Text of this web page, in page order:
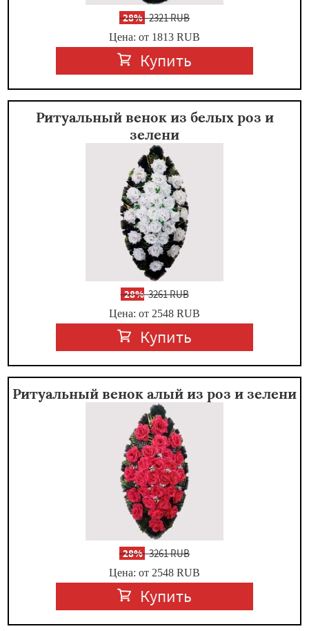
-28%2321 RUB
Цена: от 1813 RUB
Купить
Ритуальный венок из белых роз и
зелени
-28%3261 RUB
Цена: от 2548 RUB
Купить
Ритуальный венок алый из роз и зелени
-28%3261 RUB
Цена: от 2548 RUB
Купить